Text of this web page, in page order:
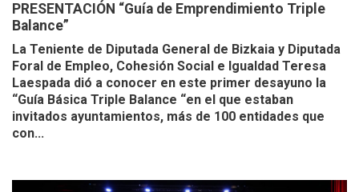
PRESENTACIÓN “Guía de Emprendimiento Triple
Balance”
La Teniente de Diputada General de Bizkaia y Diputada
Foral de Empleo, Cohesión Social e Igualdad Teresa
Laespada dió a conocer en este primer desayuno la
“Guía Básica Triple Balance “en el que estaban
invitados ayuntamientos, más de 100 entidades que
con...